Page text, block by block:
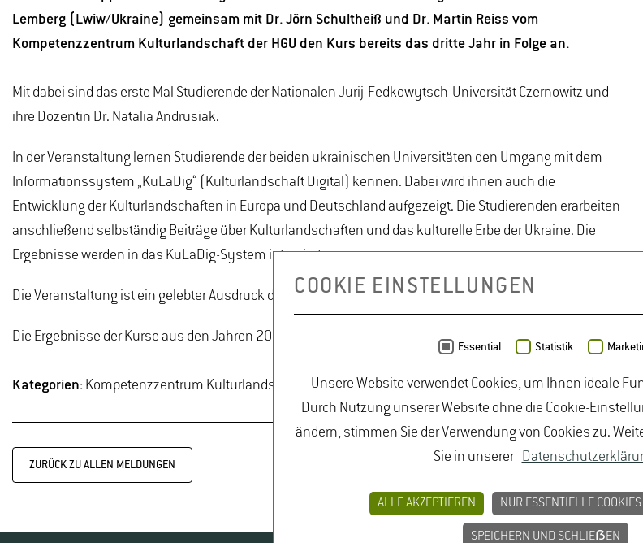
Lemberg (Lwiw/Ukraine) gemeinsam mit Dr. Jörn Schultheiß und Dr. Martin Reiss vom
Kompetenzzentrum Kulturlandschaft der HGU den Kurs bereits das dritte Jahr in Folge an.
Mit dabei sind das erste Mal Studierende der Nationalen Jurij-Fedkowytsch-Universität Czernowitz und
ihre Dozentin Dr. Natalia Andrusiak.
In der Veranstaltung lernen Studierende der beiden ukrainischen Universitäten den Umgang mit dem
Informationssystem „KuLaDig“ (Kulturlandschaft Digital) kennen. Dabei wird ihnen auch die
Entwicklung der Kulturlandschaften in Europa und Deutschland aufgezeigt. Die Studierenden erarbeiten
anschließend selbständig Beiträge über Kulturlandschaften und das kulturelle Erbe der Ukraine. Die
Ergebnisse werden in das KuLaDig-System integriert.
Die Veranstaltung ist ein gelebter Ausdruck der Kooperationen und Partnerschaften der Hochschule
Die Ergebnisse der Kurse aus den Jahren 2021 und 2022: https://www.kuladig.de/Objektansicht/SWB-
Kategorien: Kompetenzzentrum Kulturlandschaft, Landschaftsarchitektur (M.Sc.),
ZURÜCK ZU ALLEN MELDUNGEN
COOKIE EINSTELLUNGEN
Essential Statistik
Unsere Website verwendet Cookies, um Ihnen ideale
Durch Nutzung unserer Website ohne die Cookie-
ändern, stimmen Sie der Verwendung von Cookies zu.
Sie in unserer
ALLE AKZEPTIEREN NUR ESSENTIELLE
SPEICHERN UND SCHLIEẞEN